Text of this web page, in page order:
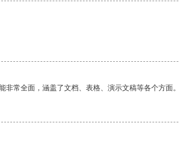
非常全面，涵盖了文档、表格、演示文稿等各个方面